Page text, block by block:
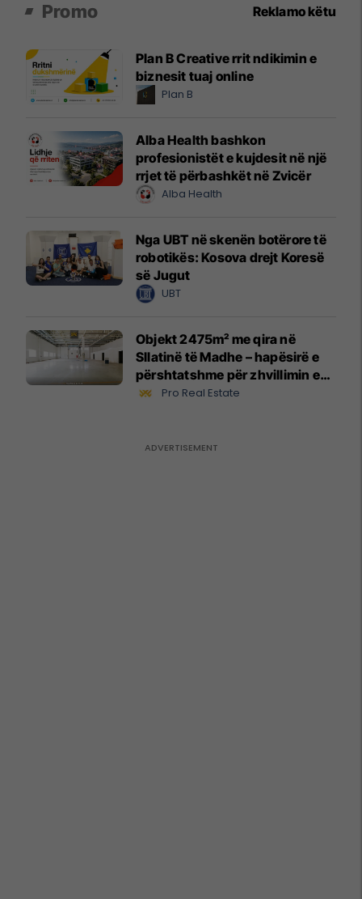
Promo Reklamo këtu
Plan B Creative rrit ndikimin e
biznesit tuaj online
Plan B
Alba Health bashkon
profesionistët e kujdesit në një
rrjet të përbashkët në Zvicër
Alba Health
Nga UBT në skenën botërore të
robotikës: Kosova drejt Koresë
së Jugut
UBT
Objekt 2475m² me qira në
Sllatinë të Madhe – hapësirë e
përshtatshme për zhvillimin e
biznesit #16068
Pro Real Estate